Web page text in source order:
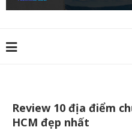
Review 10 địa điểm
HCM đẹp nhất